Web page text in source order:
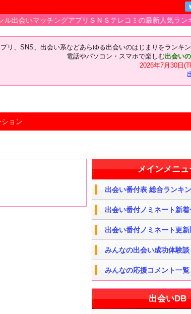
チングアプリＳＮＳテレコミの最新人気ランキング情報!
リ、SNS、出会い系などあらゆる出会いのはじまりをランキ
電話やパソコン・スマホで楽しむ出会い
2026年7月30日
ョン
メインメニュ
出会い番付表 総合ランキ
出会い番付ノミネート新
出会い番付ノミネート更
みんなの出会い成功体験談
みんなの応援コメント一覧
出会いDB